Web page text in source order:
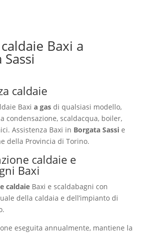
Baxi a
caldaie
Baxi a gasdi qualsiasi modello,
condensazione, scaldacqua, boiler,
Assistenza Baxi in Borgata Sassie
della Provincia di Torino.
caldaie e
Baxi
caldaieBaxi e scaldabagni con
della caldaia e dell’impianto di
eseguita annualmente, mantiene la